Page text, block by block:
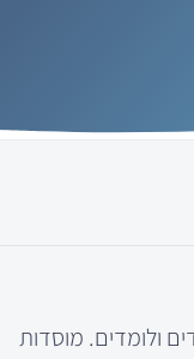
ולומדים. מוסדות